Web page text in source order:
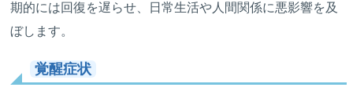
期的には回復を遅らせ、日常生活や人間関係に悪影響を及
ぼします。
覚醒症状